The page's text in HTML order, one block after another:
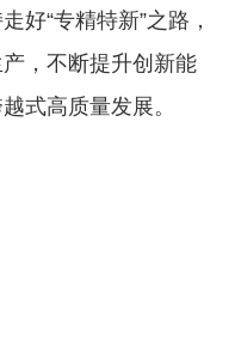
好“专精特新”之路，
，不断提升创新能
式高质量发展。